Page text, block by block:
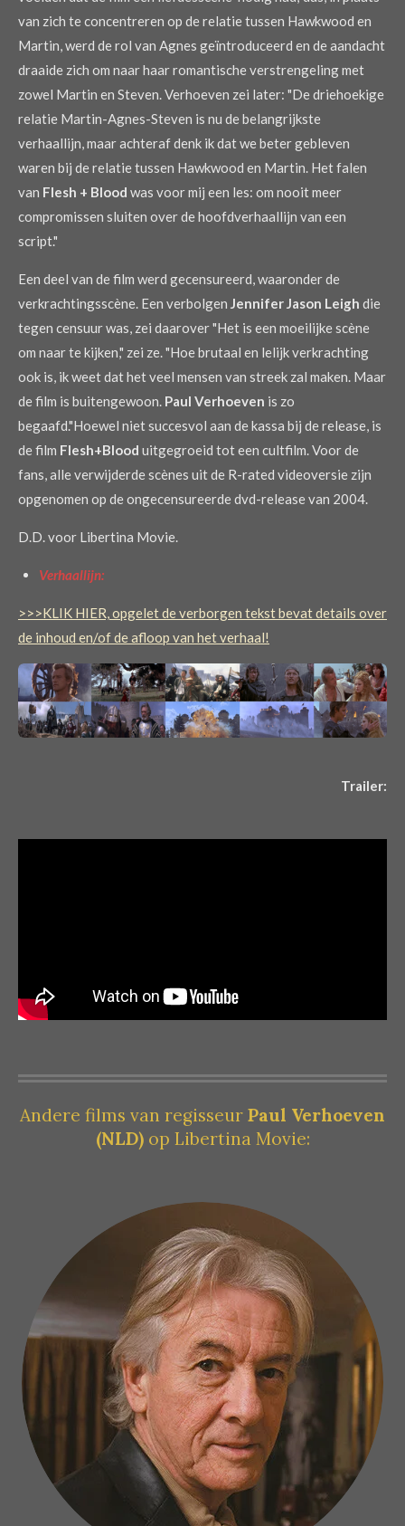
van zich te concentreren op de relatie tussen Hawkwood en
Martin, werd de rol van Agnes geïntroduceerd en de aandacht
draaide zich om naar haar romantische verstrengeling met
zowel Martin en Steven. Verhoeven zei later: "De driehoekige
relatie Martin-Agnes-Steven is nu de belangrijkste
verhaallijn, maar achteraf denk ik dat we beter gebleven
waren bij de relatie tussen Hawkwood en Martin. Het falen
van Flesh + Blood was voor mij een les: om nooit meer
compromissen sluiten over de hoofdverhaallijn van een
script."
Een deel van de film werd gecensureerd, waaronder de
verkrachtingsscène. Een verbolgen Jennifer Jason Leigh die
tegen censuur was, zei daarover "Het is een moeilijke scène
om naar te kijken," zei ze. "Hoe brutaal en lelijk verkrachting
ook is, ik weet dat het veel mensen van streek zal maken. Maar
de film is buitengewoon. Paul Verhoeven is zo
begaafd."Hoewel niet succesvol aan de kassa bij de release, is
de film Flesh+Blood uitgegroeid tot een cultfilm. Voor de
fans, alle verwijderde scènes uit de R-rated videoversie zijn
opgenomen op de ongecensureerde dvd-release van 2004.
D.D. voor Libertina Movie.
Verhaallijn:
>>>KLIK HIER, opgelet de verborgen tekst bevat details over
de inhoud en/of de afloop van het verhaal!
Trailer:
Andere films van regisseur Paul Verhoeven
(NLD)op Libertina Movie: